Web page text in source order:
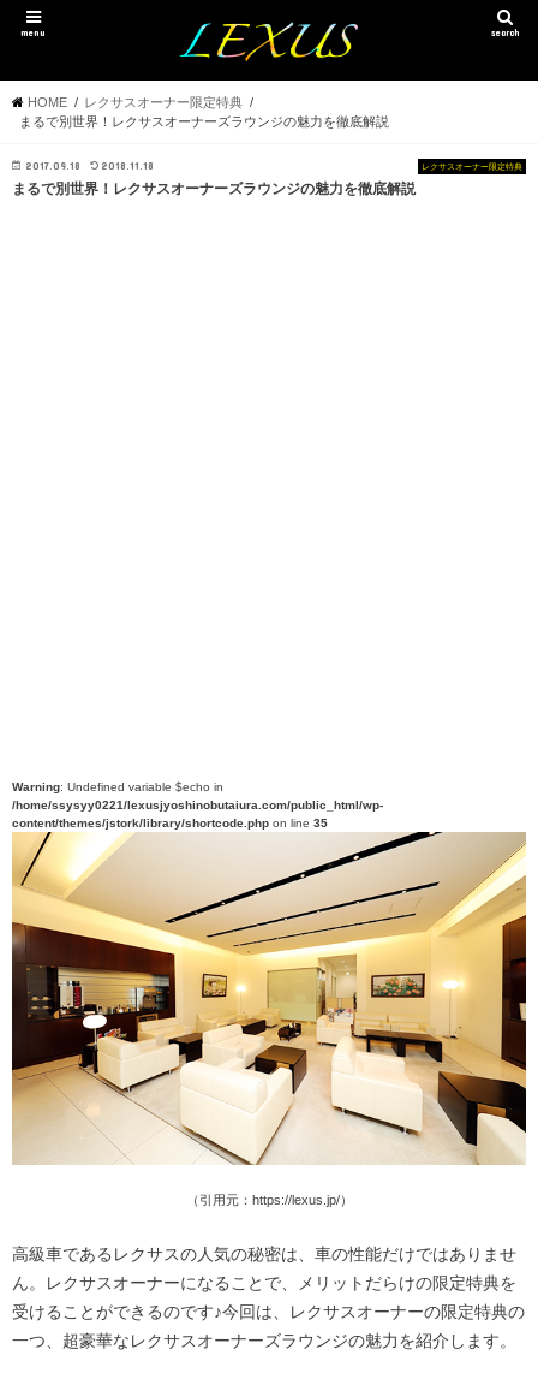
search
menu
HOME
レクサスオーナー限定特典
まるで別世界！レクサスオーナーズラウンジの魅力を徹底解説
レクサスオーナー限定特典
2017.09.18 2018.11.18
まるで別世界！レクサスオーナーズラウンジの魅力を徹底解説
Warning: Undefined variable $echo in
/home/ssysyy0221/lexusjyoshinobutaiura.com/public_html/wp-
content/themes/jstork/library/shortcode.php on line35
（引用元：https://lexus.jp/）
高級車であるレクサスの人気の秘密は、車の性能だけではありませ
ん。レクサスオーナーになることで、メリットだらけの限定特典を
受けることができるのです♪今回は、レクサスオーナーの限定特典の
一つ、超豪華なレクサスオーナーズラウンジの魅力を紹介します。